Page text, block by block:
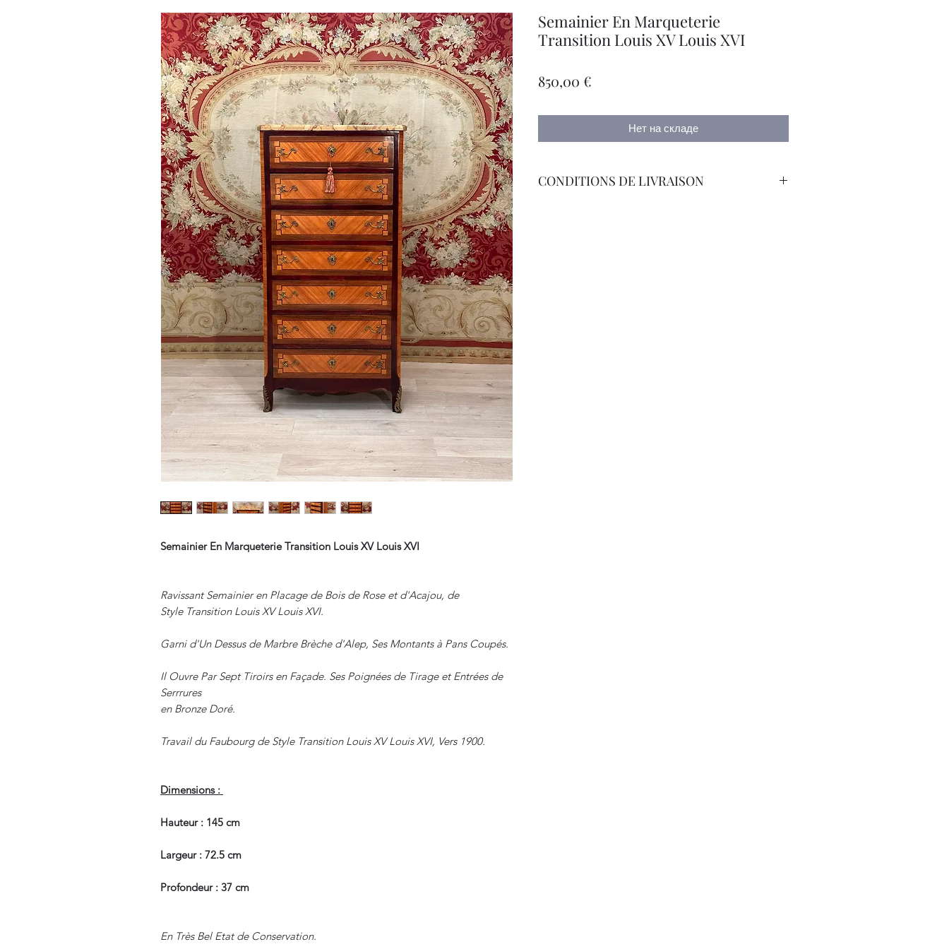
Semainier En Marqueterie Transition Louis XV Louis XVI
Ravissant Semainier en Placage de Bois de Rose et d'Acajou, de
Style Transition Louis XV Louis XVI.
Garni d'Un Dessus de Marbre Brèche d'Alep, Ses Montants à Pans Coupés.
Il Ouvre Par Sept Tiroirs en Façade. Ses Poignées de Tirage et Entrées de
Serrrures
en Bronze Doré.
Travail du Faubourg de Style Transition Louis XV Louis XVI, Vers 1900.
Dimensions :
Hauteur : 145 cm
Largeur : 72.5 cm
Profondeur : 37 cm
En Très Bel Etat de Conservation.
Semainier En Marqueterie
Transition Louis XV Louis XVI
850,00 €
Нет на складе
CONDITIONS DE LIVRAISON